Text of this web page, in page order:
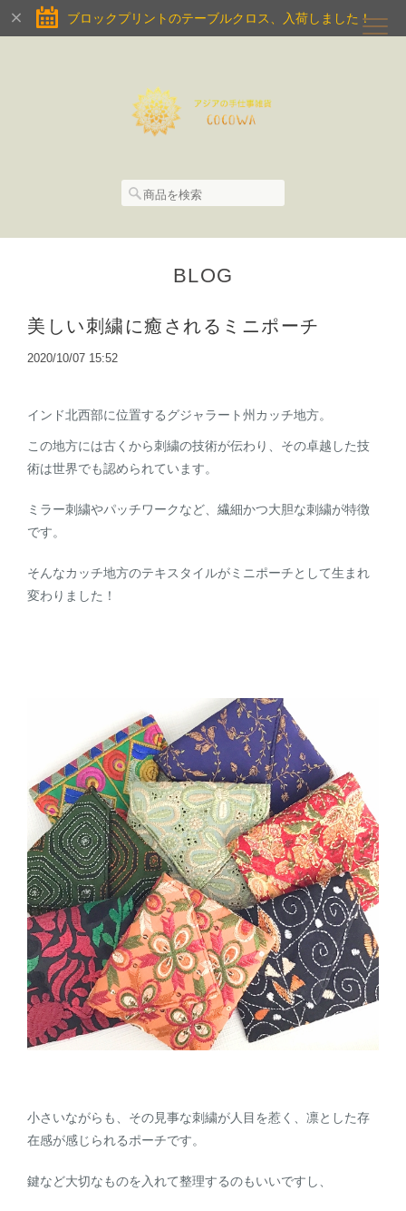
ブロックプリントのテーブルクロス、入荷しました！
BLOG
美しい刺繍に癒されるミニポーチ
2020/10/07 15:52
インド北西部に位置するグジャラート州カッチ地方。
この地方には古くから刺繍の技術が伝わり、その卓越した技
術は世界でも認められています。
ミラー刺繍やパッチワークなど、繊細かつ大胆な刺繍が特徴
です。
そんなカッチ地方のテキスタイルがミニポーチとして生まれ
変わりました！
小さいながらも、その見事な刺繍が人目を惹く、凛とした存
在感が感じられるポーチです。
鍵など大切なものを入れて整理するのもいいですし、